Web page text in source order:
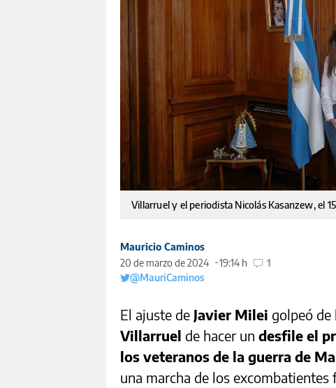
Villarruel y el periodista Nicolás Kasanzew, el
Mauricio Caminos
20 de marzo de 2024
19:14 h
1
@MauriCaminos
El ajuste de Javier Milei golpeó de
Villarruel de hacer un desfile el
los veteranos de la guerra de
una marcha de los